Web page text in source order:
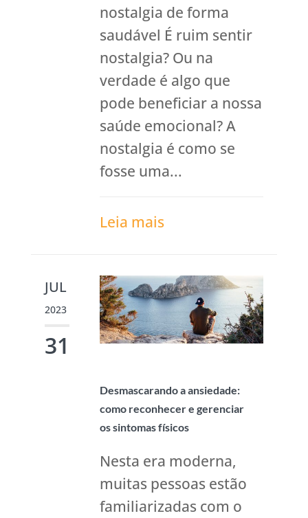
nostalgia de forma
saudável É ruim sentir
nostalgia? Ou na
verdade é algo que
pode beneficiar a nossa
saúde emocional? A
nostalgia é como se
fosse uma...
Leia mais
JUL
2023
31
Desmascarando a ansiedade:
como reconhecer e gerenciar
os sintomas físicos
Nesta era moderna,
muitas pessoas estão
familiarizadas com o